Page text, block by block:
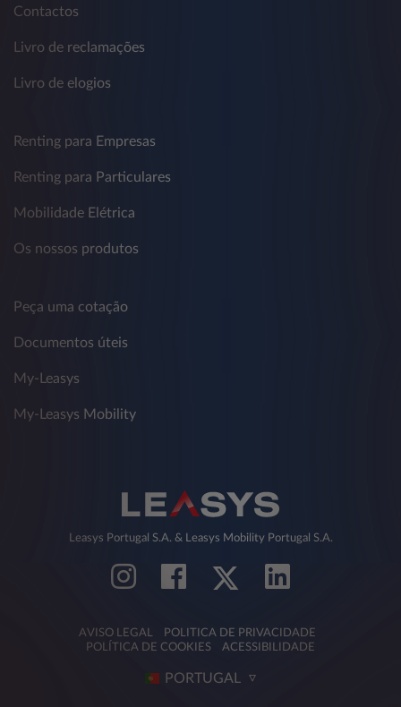
Contactos
Livro de reclamações
Livro de elogios
Renting para Empresas
Renting para Particulares
Mobilidade Elétrica
Os nossos produtos
Peça uma cotação
Documentos úteis
My-Leasys
My-Leasys Mobility
Leasys Portugal S.A. & Leasys Mobility Portugal S.A.
AVISO LEGAL
POLITICA DE PRIVACIDADE
POLÍTICA DE COOKIES
ACESSIBILIDADE
PORTUGAL